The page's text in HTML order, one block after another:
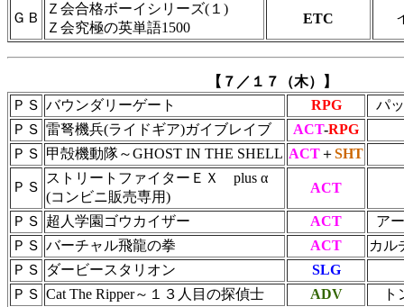
ＧＢ
Ｚ会合格ボーイシリーズ(１)
Ｚ会究極の英単語1500
ETC
【７／１７（木）】
ＰＳ バウンダリーゲート RPG
パ
ＰＳ 雷弩機兵(ライドギア)ガイブレイブ ACT-RPG
ＰＳ 甲殻機動隊～GHOST IN THE SHELL ACT＋SHT
ＰＳ
ストリートファイターＥＸ plus α
(コンビニ販売専用)
ACT
ＰＳ 超人学園ゴウカイザー ACT
ア
ＰＳ バーチャル飛龍の拳 ACT
カル
ＰＳ
ダービースタリオン
SLG
ＰＳ Cat The Ripper～１３人目の探偵士 ADV